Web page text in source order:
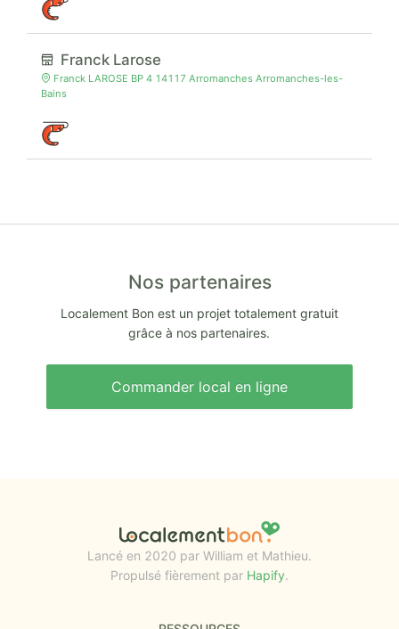
Franck Larose
Franck LAROSE BP 4 14117 Arromanches Arromanches-les-
Bains
Nos partenaires
Localement Bon est un projet totalement gratuit
grâce à nos partenaires.
Commander local en ligne
Lancé en 2020 par William et Mathieu.
Propulsé fièrement par Hapify.